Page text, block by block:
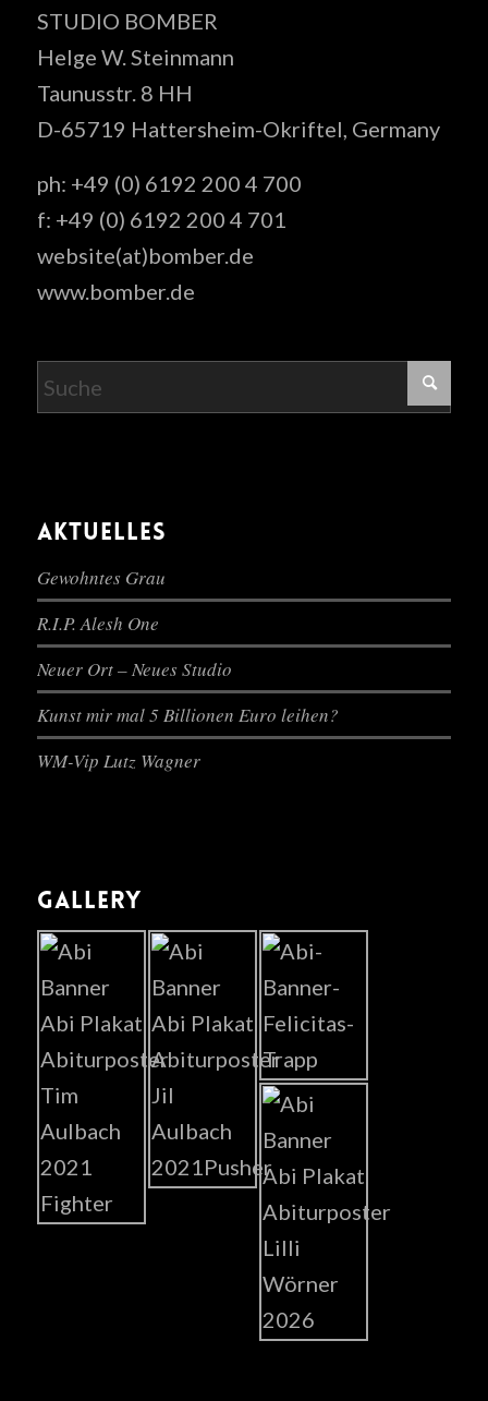
STUDIO BOMBER
Helge W. Steinmann
Taunusstr. 8 HH
D-65719 Hattersheim-Okriftel, Germany
ph: +49 (0) 6192 200 4 700
f: +49 (0) 6192 200 4 701
website(at)bomber.de
www.bomber.de
AKTUELLES
Gewohntes Grau
R.I.P. Alesh One
Neuer Ort – Neues Studio
Kunst mir mal 5 Billionen Euro leihen?
WM-Vip Lutz Wagner
GALLERY